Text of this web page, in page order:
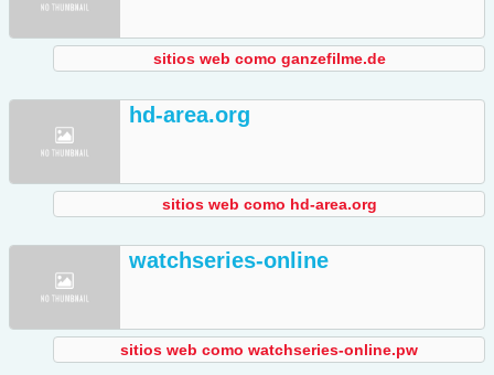
sitios web como ganzefilme.de
hd-area.org
sitios web como hd-area.org
watchseries-online
sitios web como watchseries-online.pw